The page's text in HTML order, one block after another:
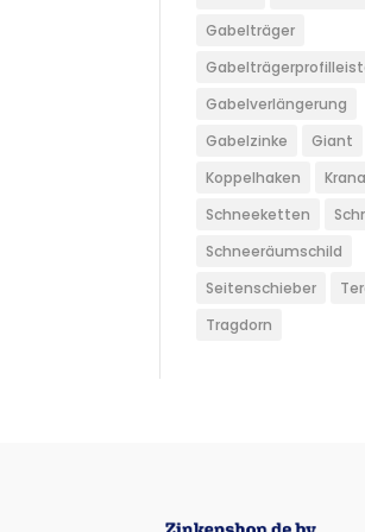
Gabelträger
Gabelverlängerung
Gabelzinke
Giant
Koppelhaken
Schneeketten
Schneeräumschild
Seitenschieber
Tragdorn